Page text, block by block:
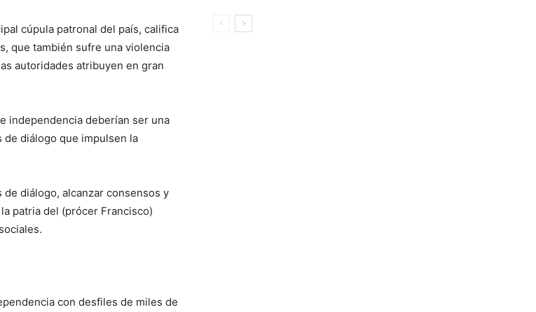
cúpula patronal del país, califica
que también sufre una violencia
autoridades atribuyen en gran
independencia deberían ser una
diálogo que impulsen la
diálogo, alcanzar consensos y
patria del (prócer Francisco)
con desfiles de miles de